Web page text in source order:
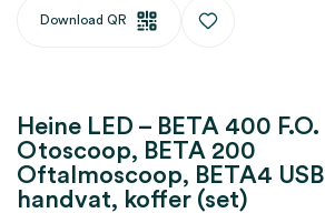
Download QR
Heine LED – BETA 400 F.O.
Otoscoop, BETA 200
Oftalmoscoop, BETA4 USB
handvat, koffer (set)